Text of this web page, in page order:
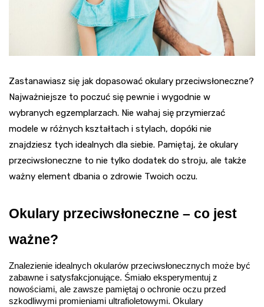
Zastanawiasz się jak dopasować okulary przeciwsłoneczne?
Najważniejsze to poczuć się pewnie i wygodnie w
wybranych egzemplarzach. Nie wahaj się przymierzać
modele w różnych kształtach i stylach, dopóki nie
znajdziesz tych idealnych dla siebie. Pamiętaj, że okulary
przeciwsłoneczne to nie tylko dodatek do stroju, ale także
ważny element dbania o zdrowie Twoich oczu.
Okulary przeciwsłoneczne – co jest
ważne?
Znalezienie idealnych okularów przeciwsłonecznych może być
zabawne i satysfakcjonujące. Śmiało eksperymentuj z
nowościami, ale zawsze pamiętaj o ochronie oczu przed
szkodliwymi promieniami ultrafioletowymi. Okulary